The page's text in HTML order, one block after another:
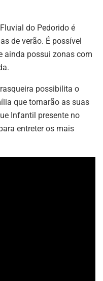
do Pedorido é
de verão. É possível
ainda possui zonas com
possibilita o
que tornarão as suas
Infantil presente no
entreter os mais